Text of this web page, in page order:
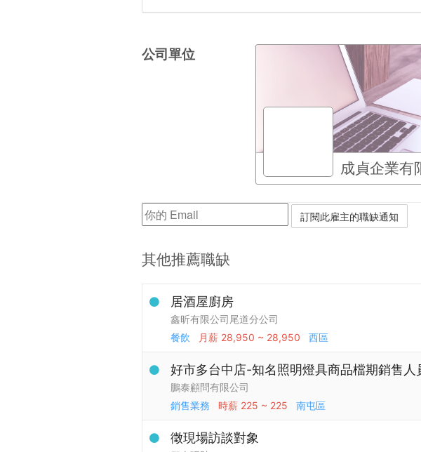
公司單位
成貞企業有
其他推薦職缺
居酒屋廚房
鑫昕有限公司尾道分公司
餐飲
月薪 28,950 ~ 28,950 西區
好市多台中店-知名照明燈具商品檔期銷售人
鵬泰顧問有限公司
銷售業務
時薪 225 ~ 225 南屯區
徵現場訪談對象